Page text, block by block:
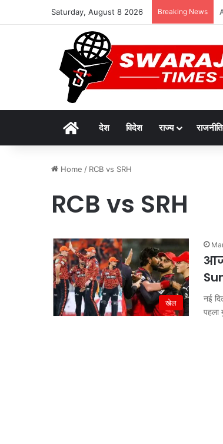
Saturday, August 8 2026 Breaking News
Homeदेश विदेश राज्य
Home / RCB vs SRH
RCB vs SRH
खेल
आज
नई
पहला